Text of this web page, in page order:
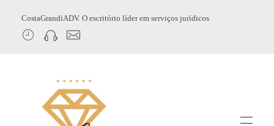
CostaGrandiADV. O escritório líder em serviços jurídicos